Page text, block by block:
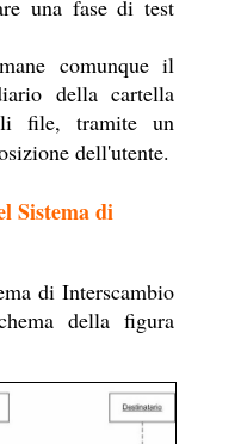
una fase di test
comunque il
della cartella
file, tramite un
dell'utente.
Sistema di
di Interscambio
della figura